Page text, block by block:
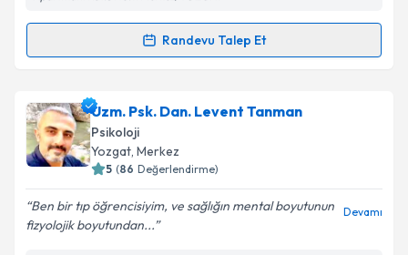
Randevu Talep Et
Randevu Takvimi Talebi
Psk. Buğrahan Caniçin randevu takvimi talebi
oluşturun. Size bu uzmandan randevu almanız için bir
takvim hazırlandığında e-posta ile bilgilendireceğiz.
Uzm. Psk. Dan. Levent Tanman
Psikoloji
Yozgat, Merkez
5 (86 Değerlendirme)
Ben bir tıp öğrencisiyim, ve sağlığın mental boyutunun
fizyolojik boyutundan...
Devamı